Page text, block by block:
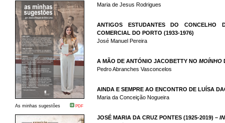
As minhas sugestões PDF
Maria de Jesus Rodrigues
ANTIGOS ESTUDANTES DO
COMERCIAL DO PORTO (1933-1976)
José Manuel Pereira
A MÃO DE ANTÓNIO JACOBETTY NO MOÍNHO
Pedro Abranches Vasconcelos
AINDA E SEMPRE AO ENCONTRO DE LUÍSA
Maria da Conceição Nogueira
JOSÉ MARIA DA CRUZ PONTES (1925-2019) –